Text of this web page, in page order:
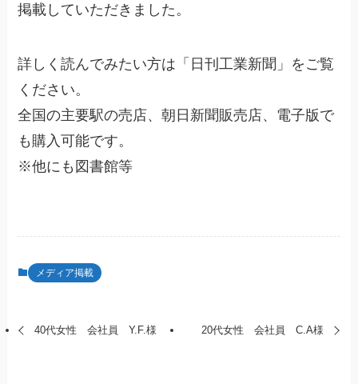
掲載していただきました。
詳しく読んでみたい方は「日刊工業新聞」をご覧
ください。
全国の主要駅の売店、朝日新聞販売店、電子版で
も購入可能です。
※他にも図書館等
メディア掲載
40代女性 会社員 Y.F.様 20代女性 会社員 C.A様